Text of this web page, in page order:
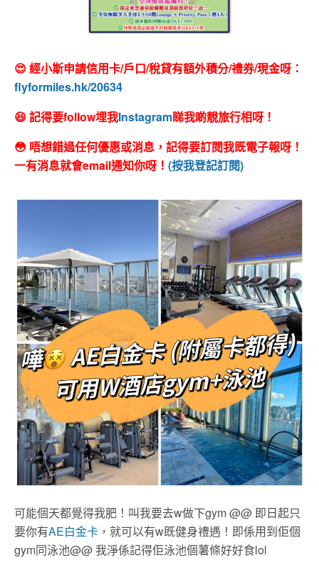
😍 經小斯申請信用卡/戶口/稅貸有額外積分/禮券/現金呀：
flyformiles.hk/20634
😆 記得要follow埋我Instagram睇我啲靚旅行相呀！
😳 唔想錯過任何優惠或消息，記得要訂閱我既電子報呀！
一有消息就會email通知你呀！ (按我登記訂閱)
可能個天都覺得我肥！叫我要去w做下gym @@ 即日起只
要你有AE白金卡 ，就可以有w既健身禮遇！即係用到佢個
gym同泳池@@ 我淨係記得佢泳池個薯條好好食lol